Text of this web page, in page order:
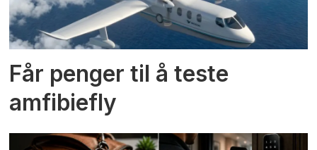
Får penger til å teste
amfibiefly